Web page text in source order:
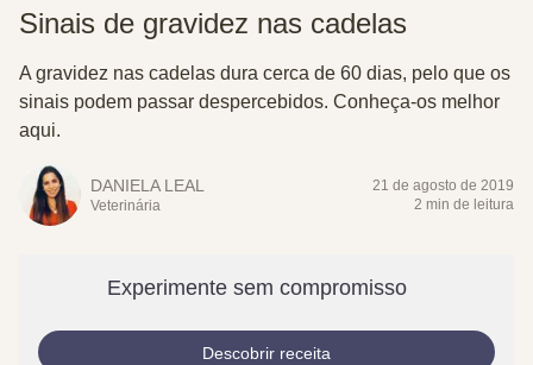
Sinais de gravidez nas cadelas
A gravidez nas cadelas dura cerca de 60 dias, pelo que os
sinais podem passar despercebidos. Conheça-os melhor
aqui.
DANIELA LEAL
Veterinária
21 de agosto de 2019
2 min de leitura
Experimente sem compromisso
Descobrir receita